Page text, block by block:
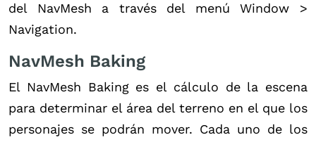
del NavMesh a través del menú Window >
Navigation.
NavMesh Baking
El NavMesh Baking es el cálculo de la escena
para determinar el área del terreno en el que los
personajes se podrán mover. Cada uno de los